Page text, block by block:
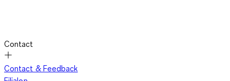
Contact
Contact & Feedback